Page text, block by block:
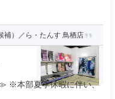
補）／ら・たんす 鳥栖店
※本部夏季休暇に伴い、